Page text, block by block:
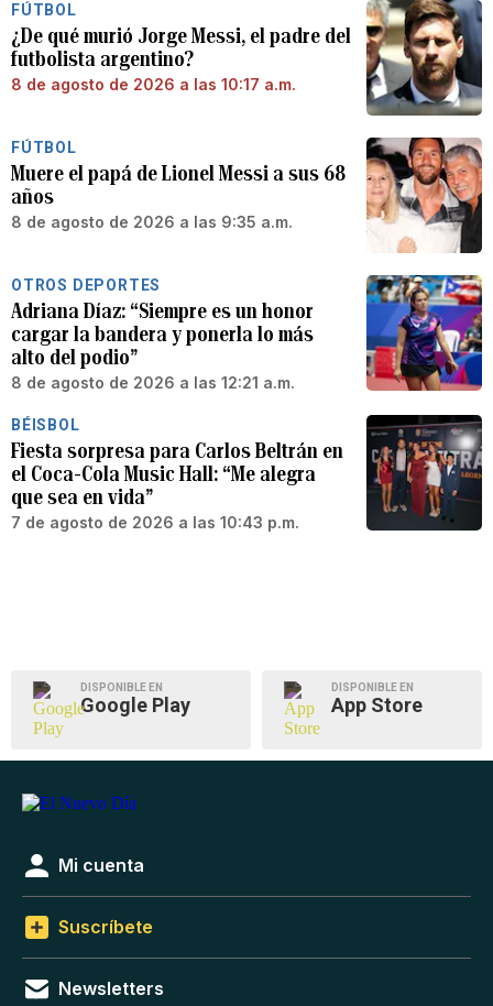
FÚTBOL
¿De qué murió Jorge Messi, el padre del
futbolista argentino?
8 de agosto de 2026 a las 10:17 a.m.
FÚTBOL
Muere el papá de Lionel Messi a sus 68
años
8 de agosto de 2026 a las 9:35 a.m.
OTROS DEPORTES
Adriana Díaz: “Siempre es un honor
cargar la bandera y ponerla lo más
alto del podio”
8 de agosto de 2026 a las 12:21 a.m.
BÉISBOL
Fiesta sorpresa para Carlos Beltrán en
el Coca-Cola Music Hall: “Me alegra
que sea en vida”
7 de agosto de 2026 a las 10:43 p.m.
DISPONIBLE EN
Google Play
DISPONIBLE EN
App Store
Mi cuenta
Suscríbete
Newsletters